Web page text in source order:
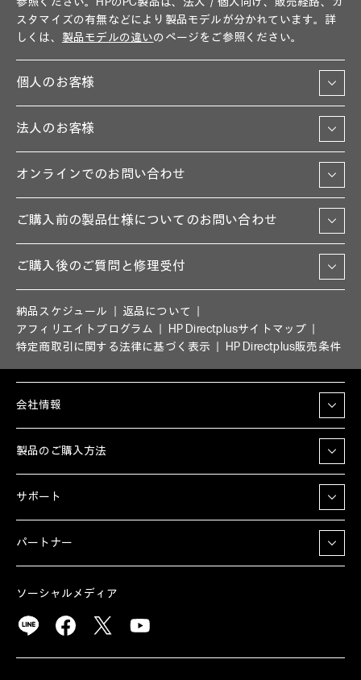
スタマイズの有無などにより製品モデルが分かれています。詳
しくは、 製品モデルの違いのページをご参照ください。
個人のお客様
法人のお客様
オンラインでのお問い合わせ
ご購入前の製品仕様についてのお問い合わせ
ご購入後のご質問と修理受付
納品スケジュール
返品について
アフィリエイトプログラム
HP Directplusサイトマップ
特定商取引に関する法律に基づく表示
HP Directplus販売条件
会社情報
製品のご購入方法
サポート
パートナー
ソーシャルメディア